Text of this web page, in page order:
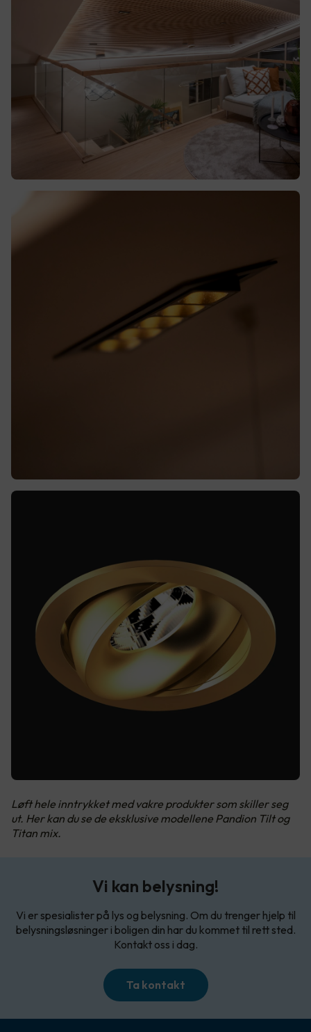
Løft hele inntrykket med vakre produkter som skiller seg
ut. Her kan du se de eksklusive modellene Pandion Tilt og
Titan mix.
Vi kan belysning!
Vi er spesialister på lys og belysning. Om du trenger hjelp til
belysningsløsninger i boligen din har du kommet til rett sted.
Kontakt oss i dag.
Ta kontakt